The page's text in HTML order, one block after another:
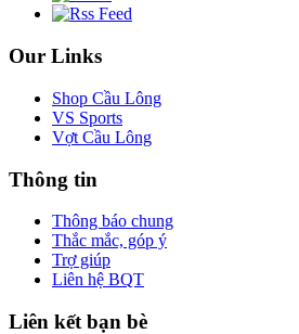
Our Links
Shop Cầu Lông
VS Sports
Vợt Cầu Lông
Thông tin
Thông báo chung
Thắc mắc, góp ý
Trợ giúp
Liên hệ BQT
Liên kết bạn bè